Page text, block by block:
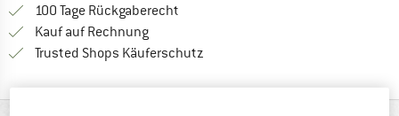
100 Tage Rückgaberecht
Kauf auf RechnungFinde die Zahlungs-Infos hier! Öffnet
Trusted Shops Käuferschutz